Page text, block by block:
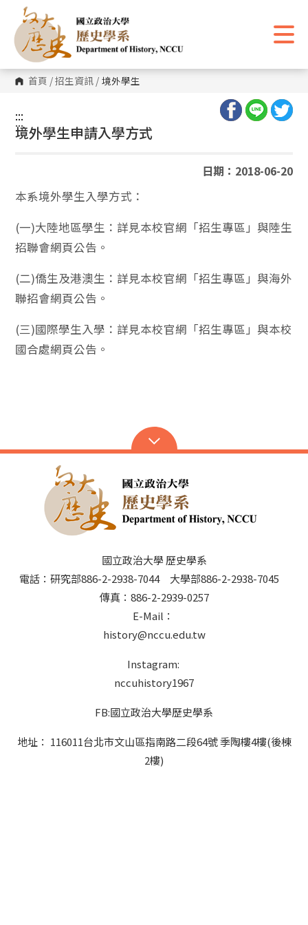
主
要
內
區
塊 首頁 /招生資訊 / 境外學生
:::
:::
境外學生申請入學方式
日期：2018-06-20
本系境外學生入學方式：
(一)大陸地區學生：詳見本校官網「招生專區」與陸生
招聯會網頁公告。
(二)僑生及港澳生：詳見本校官網「招生專區」與海外
聯招會網頁公告。
(三)國際學生入學：詳見本校官網「招生專區」與本校
國合處網頁公告。
國立政治大學 歷史學系
電話：研究部886-2-2938-7044 大學部886-2-2938-7045
傳真：886-2-2939-0257
E-Mail：
history@nccu.edu.tw
Instagram:
nccuhistory1967
FB:國立政治大學歷史學系
地址： 116011台北市文山區指南路二段64號 季陶樓4樓(後棟
2樓)